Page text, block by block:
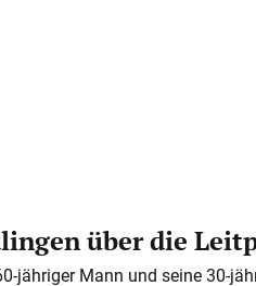
über die
jähriger Mann und seine 30-